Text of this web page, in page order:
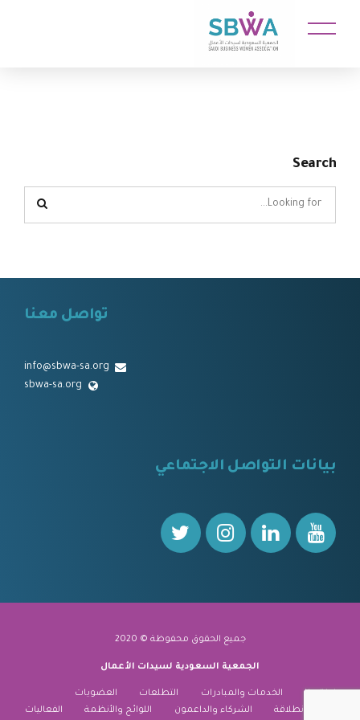
Search
تواصل معنا
info@sbwa-sa.org
sbwa-sa.org
بيانات التواصل الاجتماعي
جميع الحقوق محفوظة © 2020
الجمعية السعودية لسيدات الأعمال
نبذة عنا الخدمات والمبادرات التطلعات
العضويات
منارة الانطلاقة
الشركاء والداعمون اللوائح والأنظمة الفعاليات